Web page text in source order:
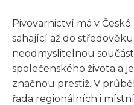
Pivovarnictví má v
sahající až do
neodmyslitelnou
společenského života a
značnou prestiž. V
řada regionálních i